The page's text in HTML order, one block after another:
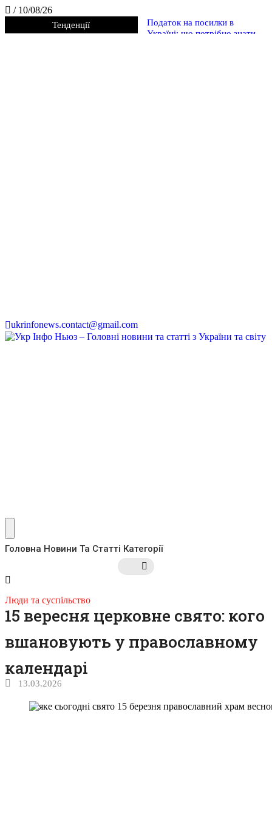
/ 10/08/26
Тенденції
Податок на посилки в
Україні: що потрібно знати
ukrinfonews.contact@gmail.com
Головна Новини Та Статті Категорії
Люди та суспільство
15 вересня церковне свято: кого
вшановують у православному
календарі
13.03.2026